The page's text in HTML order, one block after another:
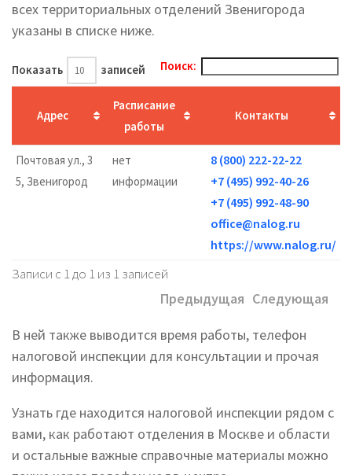
всех территориальных отделений Звенигорода
указаны в списке ниже.
Показать записей Поиск:
Адрес
Расписание
работы
Контакты
Почтовая ул., 3
5, Звенигород
нет
информации
8 (800) 222-22-22
+7 (495) 992-40-26
+7 (495) 992-48-90
office@nalog.ru
https://www.nalog.ru/
Записи с 1 до 1 из 1 записей
Предыдущая Следующая
В ней также выводится время работы, телефон
налоговой инспекции для консультации и прочая
информация.
Узнать где находится налоговой инспекции рядом с
вами, как работают отделения в Москве и области
и остальные важные справочные материалы можно